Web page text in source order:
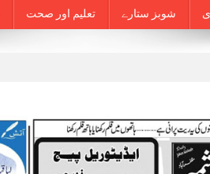
تعلیم اور صحت شوبز ستارے